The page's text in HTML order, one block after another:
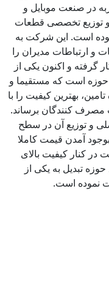
صنعت موبایل و
تخصصی قطعات
1400 آغاز نموده است. این شرکت به
مدیران را
و اکنون یکی از
است که مستقیما و
بهترین کیفیت را با
کنندگان برساند.
و توزیع آن در سطح
آمدن قیمت کاملا
کیفیت بالای
تبدیل به یکی از
است.